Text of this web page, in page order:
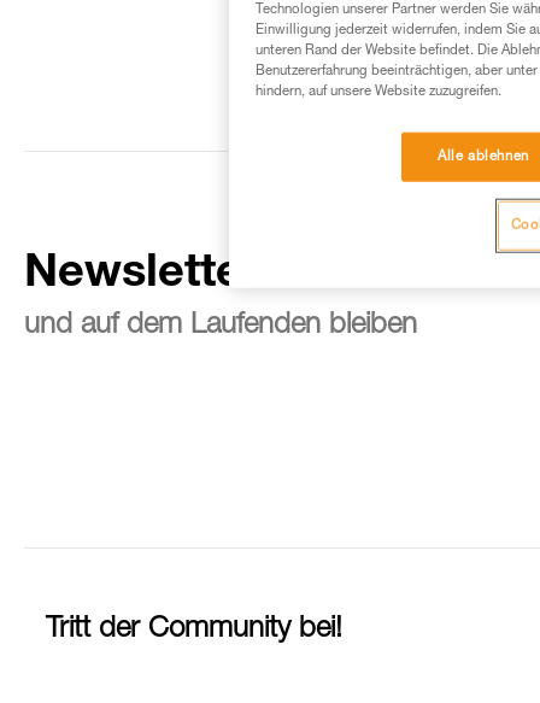
Newsletter abonnieren
und auf dem Laufenden bleiben
Tritt der Community bei!
Technologien unserer Partner werden Sie
Einwilligung jederzeit widerrufen, indem Sie
unteren Rand der Website befindet. Die
Benutzererfahrung beeinträchtigen, aber
hindern, auf unsere Website zuzugreifen.
Alle ablehnen